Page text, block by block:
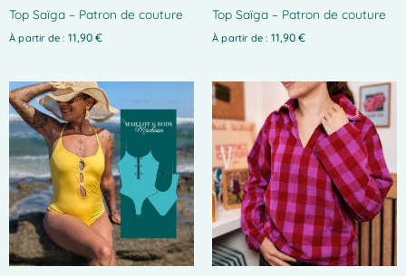
Top Saïga – Patron de couture
À partir de : 11,90 €
Top Saïga – Patron de couture
À partir de : 11,90 €
Ce
produit
a
plusieurs
variations.
Les
options
peuvent
être
choisies